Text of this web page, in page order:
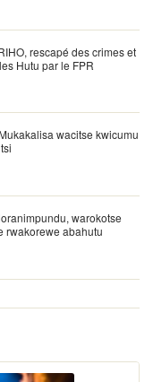
rescapé des crimes et
Hutu par le FPR
wacitse kwicumu
warokotse
rwakorewe abahutu